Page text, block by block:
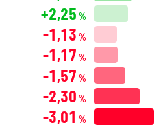
+2,25 %
-1,13 %
-1,17 %
-1,57 %
-2,30 %
-3,01 %